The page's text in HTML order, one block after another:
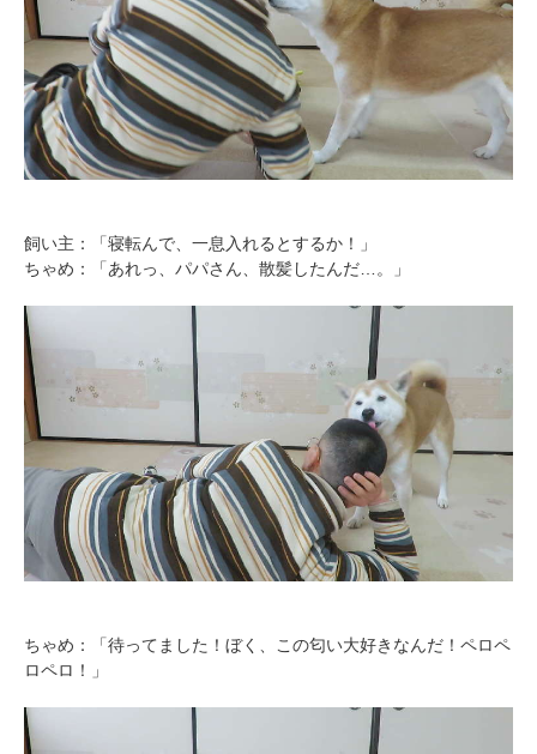
飼い主：「寝転んで、一息入れるとするか！」
ちゃめ：「あれっ、パパさん、散髪したんだ…。」
ちゃめ：「待ってました！ぼく、この匂い大好きなんだ！ペロペ
ロペロ！」